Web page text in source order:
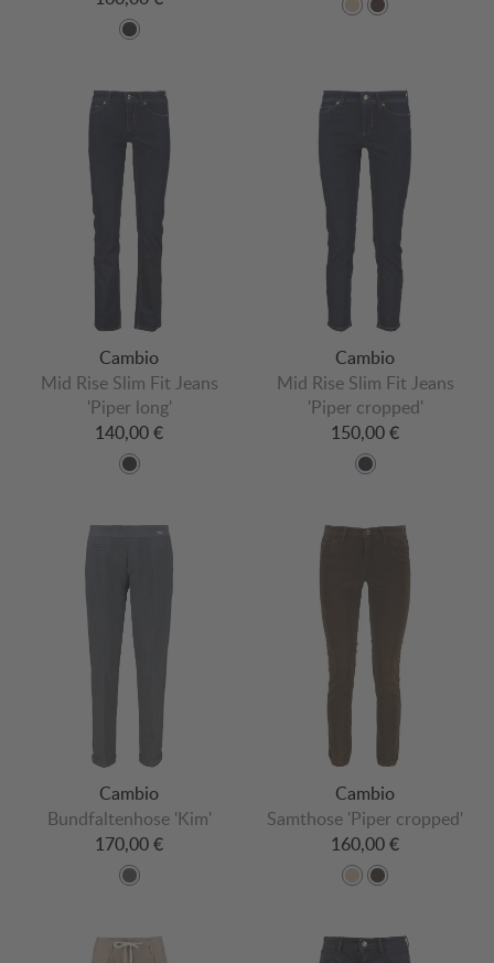
Cambio
Mid Rise Slim Fit Jeans
'Piper long'
140,00 €
Cambio
Mid Rise Slim Fit Jeans
'Piper cropped'
150,00 €
Cambio
Bundfaltenhose 'Kim'
170,00 €
Cambio
Samthose 'Piper cropped'
160,00 €